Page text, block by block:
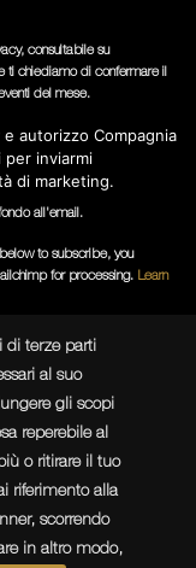
di terze parti
al suo
gli scopi
reperebile al
o ritirare il tuo
riferimento alla
scorrendo
in altro modo,
consultabile su
ti chiediamo di confermare il
del mese.
autorizzo Compagnia
per inviarmi
di marketing.
all'email.
to subscribe, you
for processing. Learn
TO1095925 /